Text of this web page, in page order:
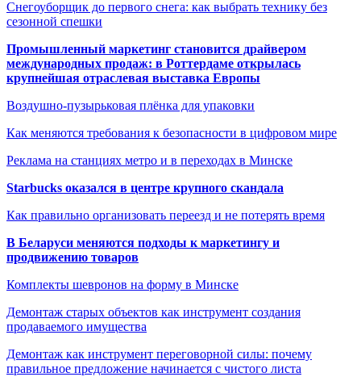
Снегоуборщик до первого снега: как выбрать технику без
сезонной спешки
Промышленный маркетинг становится драйвером
международных продаж: в Роттердаме открылась
крупнейшая отраслевая выставка Европы
Воздушно-пузырьковая плёнка для упаковки
Как меняются требования к безопасности в цифровом мире
Реклама на станциях метро и в переходах в Минске
Starbucks оказался в центре крупного скандала
Как правильно организовать переезд и не потерять время
В Беларуси меняются подходы к маркетингу и
продвижению товаров
Комплекты шевронов на форму в Минске
Демонтаж старых объектов как инструмент создания
продаваемого имущества
Демонтаж как инструмент переговорной силы: почему
правильное предложение начинается с чистого листа